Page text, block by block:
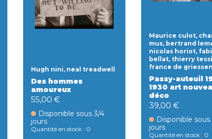
Hugh nini, neal treadwell
Des hommes
amoureux
55,00 €
Disponible sous 3/4
jours
Quantité en stock : 0
Maurice culot,
mus, bertrand
nicolas horiot,
bellat, thierry
france de griessen
Passy-auteuil
1930 art
déco
39,00 €
Disponible sous
jours
Quantité en stock : 0